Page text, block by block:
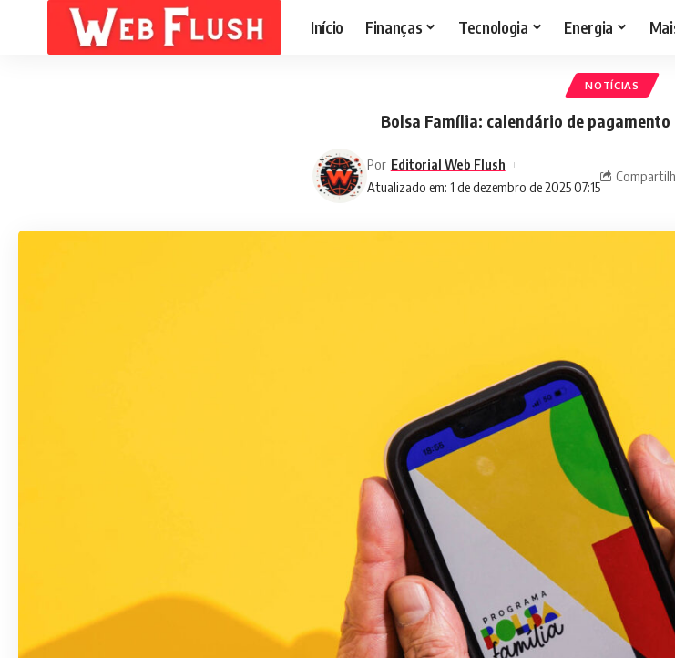
Início Finanças Tecnologia Energia
NOTÍCIAS
Bolsa Família: calendário de
Atualizado em: 1 de dezembro de 2025 07:15
Por Editorial Web Flush